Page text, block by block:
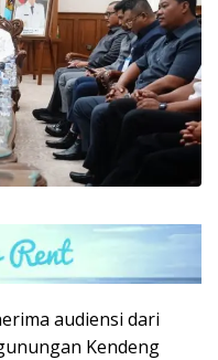
audiensi dari
Kendeng